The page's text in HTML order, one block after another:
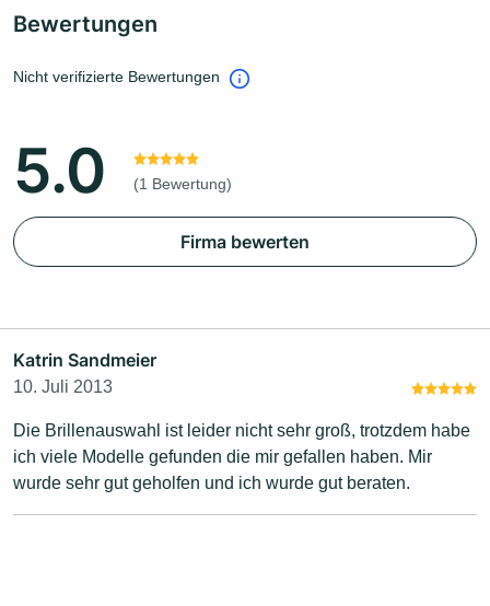
Bewertungen
Nicht verifizierte Bewertungen
5.0 (1 Bewertung)
Firma bewerten
Katrin Sandmeier
10. Juli 2013
Die Brillenauswahl ist leider nicht sehr groß, trotzdem habe
ich viele Modelle gefunden die mir gefallen haben. Mir
wurde sehr gut geholfen und ich wurde gut beraten.